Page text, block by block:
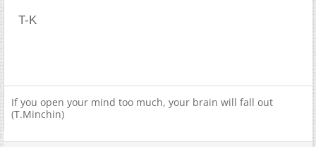
T-K
If you open your mind too much, your brain will fall out
(T.Minchin)